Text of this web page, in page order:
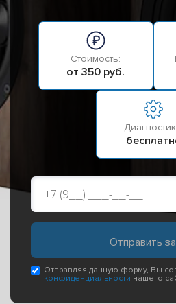
Стоимость:
от 350 руб.
Отправляя данную форму, Вы
конфиденциальности нашего